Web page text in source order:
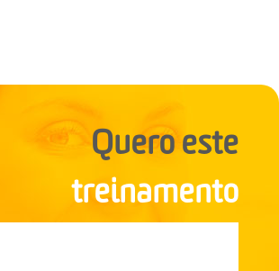
Quero este
treinamento